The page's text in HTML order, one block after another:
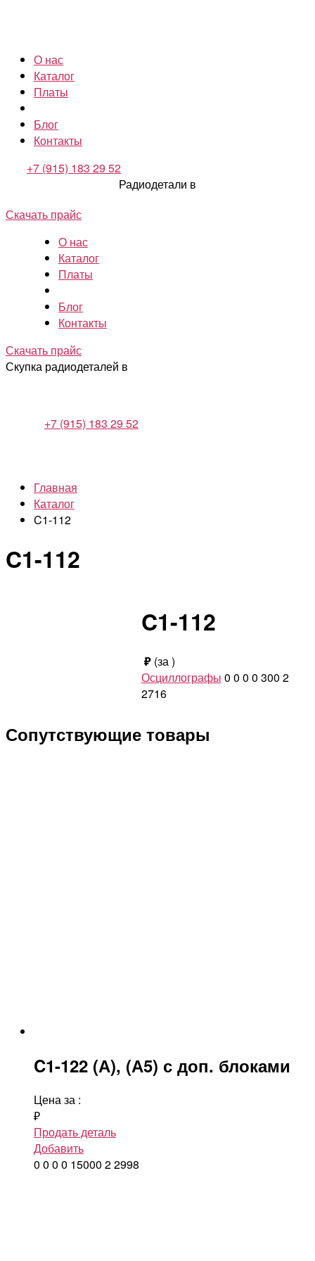
О нас
Каталог
Платы
Блог
Контакты
+7 (915) 183 29 52
Радиодетали в
Скачать прайс
О нас
Каталог
Платы
Блог
Контакты
Скачать прайс
Скупка радиодеталей в
+7 (915) 183 29 52
Главная
Каталог
C1-112
C1-112
C1-112
₽ (за)
Осциллографы 0 0 0 0 300 2
2716
Сопутствующие товары
C1-122 (А), (А5) с доп. блоками
Цена за :
₽
Продать деталь
Добавить
0 0 0 0 15000 22998